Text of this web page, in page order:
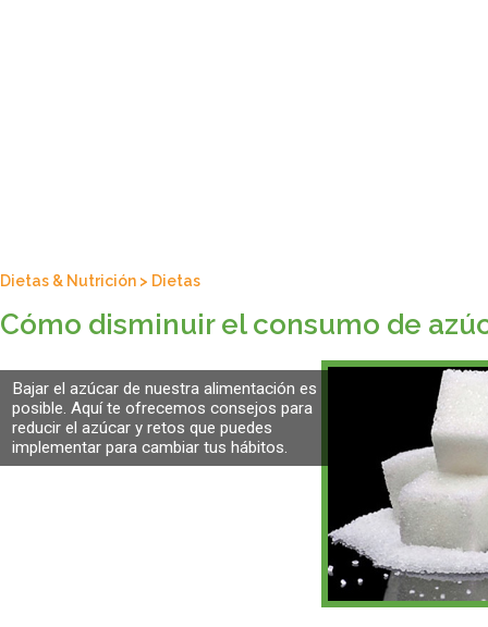
Dietas & Nutrición > Dietas
Cómo disminuir el consumo de
Bajar el azúcar de nuestra alimentación es
posible. Aquí te ofrecemos consejos para
reducir el azúcar y retos que puedes
implementar para cambiar tus hábitos.